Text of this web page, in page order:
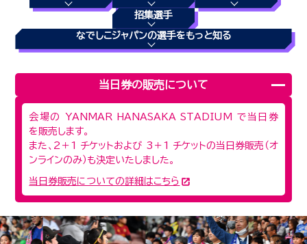
招集選手
なでしこジャパンの選手をもっと知る
当日券の販売について
会場の YANMAR HANASAKA STADIUM で当日券
を販売します。
また、2＋1 チケットおよび 3＋1 チケットの当日券販売（オ
ンラインのみ）も決定いたしました。
当日券販売についての詳細はこちら